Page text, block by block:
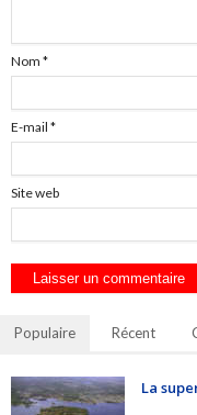
Nom *
E-mail *
Site web
Populaire Récent
La